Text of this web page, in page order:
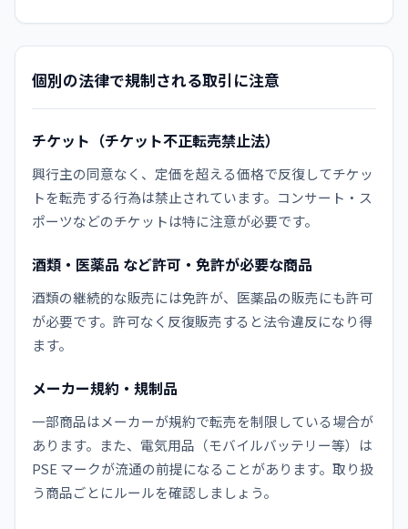
個別の法律で規制される取引に注意
チケット（チケット不正転売禁止法）
興行主の同意なく、定価を超える価格で反復してチケッ
トを転売する行為は禁止されています。コンサート・ス
ポーツなどのチケットは特に注意が必要です。
酒類・医薬品 など許可・免許が必要な商品
酒類の継続的な販売には免許が、医薬品の販売にも許可
が必要です。許可なく反復販売すると法令違反になり得
ます。
メーカー規約・規制品
一部商品はメーカーが規約で転売を制限している場合が
あります。また、電気用品（モバイルバッテリー等）は
PSE マークが流通の前提になることがあります。取り扱
う商品ごとにルールを確認しましょう。